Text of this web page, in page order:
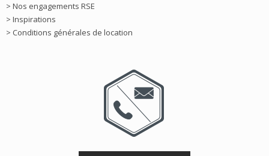
> Nos engagements RSE
> Inspirations
> Conditions générales de location